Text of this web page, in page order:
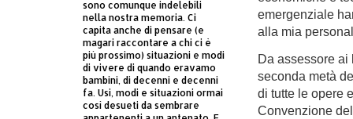
emergenziale
alla mia
Da assessore
seconda metà
di tutte le opere
Convenzione
sono comunque indelebili
nella nostra memoria. Ci
capita anche di pensare (e
magari raccontare a chi ci è
più prossimo) situazioni e modi
di vivere di quando eravamo
bambini, di decenni e decenni
fa. Usi, modi e situazioni ormai
così desueti da sembrare